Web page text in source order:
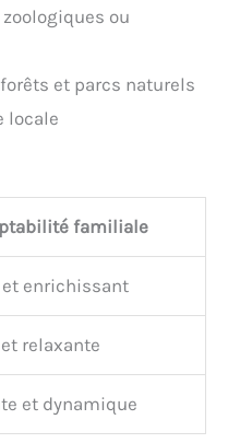
ou
et parcs naturels
locale
familiale
enrichissant
relaxante
et dynamique